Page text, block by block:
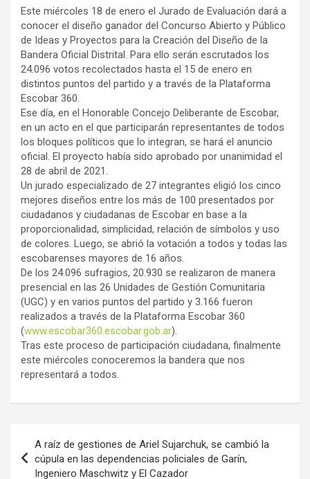
Este miércoles 18 de enero el Jurado de Evaluación dará a
conocer el diseño ganador del Concurso Abierto y Público
de Ideas y Proyectos para la Creación del Diseño de la
Bandera Oficial Distrital. Para ello serán escrutados los
24.096 votos recolectados hasta el 15 de enero en
distintos puntos del partido y a través de la Plataforma
Escobar 360.
Ese día, en el Honorable Concejo Deliberante de Escobar,
en un acto en el que participarán representantes de todos
los bloques políticos que lo integran, se hará el anuncio
oficial. El proyecto había sido aprobado por unanimidad el
28 de abril de 2021.
Un jurado especializado de 27 integrantes eligió los cinco
mejores diseños entre los más de 100 presentados por
ciudadanos y ciudadanas de Escobar en base a la
proporcionalidad, simplicidad, relación de símbolos y uso
de colores. Luego, se abrió la votación a todos y todas las
escobarenses mayores de 16 años.
De los 24.096 sufragios, 20.930 se realizaron de manera
presencial en las 26 Unidades de Gestión Comunitaria
(UGC) y en varios puntos del partido y 3.166 fueron
realizados a través de la Plataforma Escobar 360
(www.escobar360.escobar.gob.ar).
Tras este proceso de participación ciudadana, finalmente
este miércoles conoceremos la bandera que nos
representará a todos.
de
A raíz de gestiones de Ariel Sujarchuk, se cambió la
cúpula en las dependencias policiales de Garín,
Ingeniero Maschwitz y El Cazador